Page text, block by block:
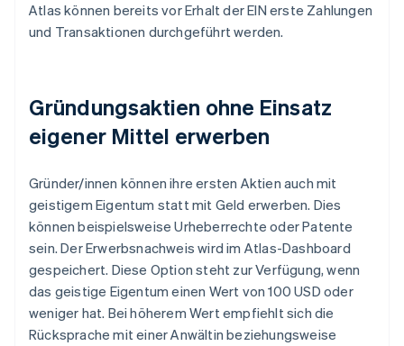
Atlas können bereits vor Erhalt der EIN erste Zahlungen
und Transaktionen durchgeführt werden.
Gründungsaktien ohne Einsatz
eigener Mittel erwerben
Gründer/innen können ihre ersten Aktien auch mit
geistigem Eigentum statt mit Geld erwerben. Dies
können beispielsweise Urheberrechte oder Patente
sein. Der Erwerbsnachweis wird im Atlas-Dashboard
gespeichert. Diese Option steht zur Verfügung, wenn
das geistige Eigentum einen Wert von 100 USD oder
weniger hat. Bei höherem Wert empfiehlt sich die
Rücksprache mit einer Anwältin beziehungsweise